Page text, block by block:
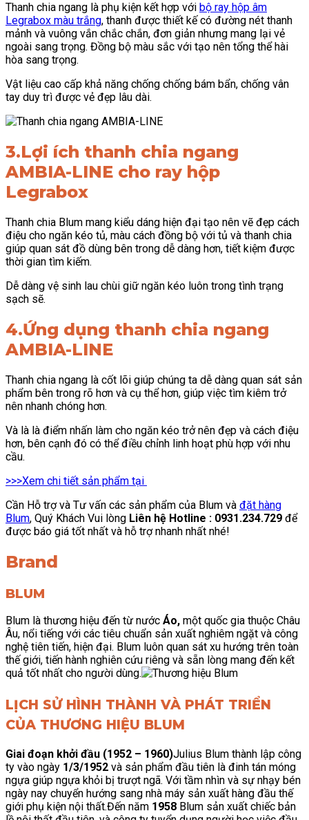
Thanh chia ngang là phụ kiện kết hợp với bộ ray hộp âm
Legrabox màu trắng, thanh được thiết kế có đường nét thanh
mảnh và vuông vắn chắc chắn, đơn giản nhưng mang lại vẻ
ngoài sang trọng. Đồng bộ màu sắc với tạo nên tổng thể hài
hòa sang trọng.
Vật liệu cao cấp khả năng chống chống bám bẩn, chống vân
tay duy trì được vẻ đẹp lâu dài.
3.Lợi ích thanh chia ngang
AMBIA-LINE cho ray hộp
Legrabox
Thanh chia Blum mang kiểu dáng hiện đại tạo nên vẽ đẹp cách
điệu cho ngăn kéo tủ, màu cách đồng bộ với tủ và thanh chia
giúp quan sát đồ dùng bên trong dễ dàng hơn, tiết kiệm được
thời gian tìm kiếm.
Dễ dàng vệ sinh lau chùi giữ ngăn kéo luôn trong tình trạng
sạch sẽ.
4.Ứng dụng thanh chia ngang
AMBIA-LINE
Thanh chia ngang là cốt lõi giúp chúng ta dễ dàng quan sát sản
phẩm bên trong rõ hơn và cụ thể hơn, giúp việc tìm kiêm trở
nên nhanh chóng hơn.
Và là là điểm nhấn làm cho ngăn kéo trở nên đẹp và cách điệu
hơn, bên cạnh đó có thể điều chỉnh linh hoạt phù hợp với nhu
cầu.
>>>Xem chi tiết sản phẩm tại
Cần Hỗ trợ và Tư vấn các sản phẩm của Blum và đặt hàng
Blum, Quý Khách Vui lòng Liên hệ Hotline : 0931.234.729 để
được báo giá tốt nhất và hỗ trợ nhanh nhất nhé!
Brand
BLUM
Blum là thương hiệu đến từ nước Áo, một quốc gia thuộc Châu
Âu, nổi tiếng với các tiêu chuẩn sản xuất nghiêm ngặt và công
nghệ tiên tiến, hiện đại. Blum luôn quan sát xu hướng trên toàn
thế giới, tiến hành nghiên cứu riêng và sẵn lòng mang đến kết
quả tốt nhất cho người dùng.
LỊCH SỬ HÌNH THÀNH VÀ PHÁT TRIỂN
CỦA THƯƠNG HIỆU BLUM
Giai đoạn khởi đầu (1952 – 1960)Julius Blum thành lập công
ty vào ngày 1/3/1952 và sản phẩm đầu tiên là đinh tán móng
ngựa giúp ngựa khỏi bị trượt ngã. Với tầm nhìn và sự nhạy bén
ngày nay chuyển hướng sang nhà máy sản xuất hàng đầu thế
giới phụ kiện nội thất.Đến năm 1958 Blum sản xuất chiếc bản